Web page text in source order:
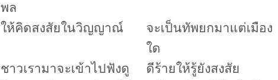
พล
ให้คิดสงสัยในวิญญาณ์
จะเป็นทัพยกมาแต่เมือง
ใด
ชาวเรามาจะเข้าไปฟังดู
ดีร้ายให้รู้ยังสงสัย